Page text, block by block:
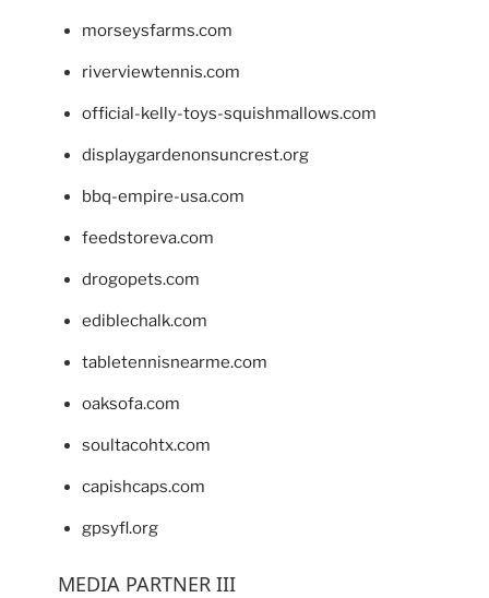
morseysfarms.com
riverviewtennis.com
official-kelly-toys-squishmallows.com
displaygardenonsuncrest.org
bbq-empire-usa.com
feedstoreva.com
drogopets.com
ediblechalk.com
tabletennisnearme.com
oaksofa.com
soultacohtx.com
capishcaps.com
gpsyfl.org
MEDIA PARTNER III